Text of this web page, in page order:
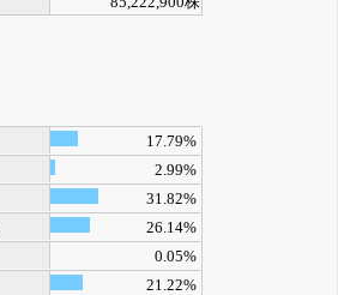
17.79%
2.99%
31.82%
26.14%
0.05%
21.22%